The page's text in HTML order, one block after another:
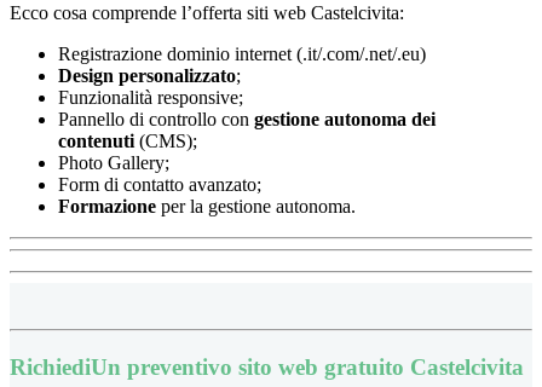
Ecco cosa comprende l’offerta siti web Castelcivita:
Registrazione dominio internet (.it/.com/.net/.eu)
Design personalizzato;
Funzionalità responsive;
Pannello di controllo con gestione autonoma dei
contenuti (CMS);
Photo Gallery;
Form di contatto avanzato;
Formazione per la gestione autonoma.
RichiediUn preventivo sito web gratuito Castelcivita